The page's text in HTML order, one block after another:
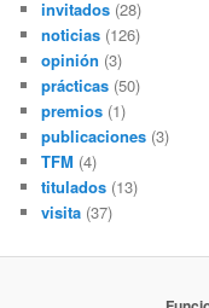
invitados (28)
noticias (126)
opinión (3)
prácticas (50)
premios (1)
publicaciones (3)
TFM (4)
titulados (13)
visita (37)